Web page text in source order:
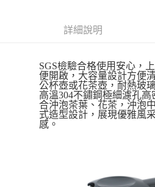
２．便利：只要手機號碼，簡訊認證，即
【「AFTEE先享後付」結帳流程】
１．於結帳方式選擇「AFTEE先享後付」
結帳頁面，進行簡訊認證並確認金額後，
２．訂單成立數日內，您將收到繳費通知
３．收到繳費通知簡訊後14天內，點擊此
ATM／網路銀行／等多元方式進行付款，
※ 請注意：結帳手續完成當下不需立刻繳
是否繳費成功／繳費後需取消欲退款等相
https://
本島宅配1~2天後到
每筆NT$80，滿NT$490(含以上)免運
貨到付款
每筆NT$150，滿NT$3,000(含以上)免
詳細說明
SGS檢驗合格使用安心，
便開啟，大容量設計方便
公杯壺或花茶壺，耐熱玻
高溫304不鏽鋼極細濾孔
合沖泡茶葉、花茶，沖泡
式造型設計，展現優雅風
感。